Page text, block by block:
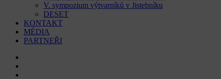
V. sympozium výtvarníků v Jistebníku
DESET
KONTAKT
MÉDIA
PARTNEŘI